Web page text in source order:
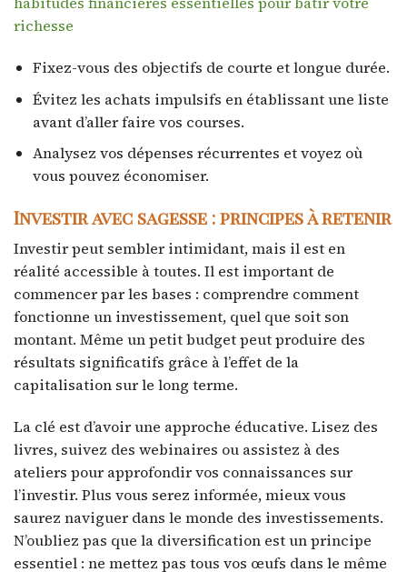
richesse
Fixez-vous des objectifs de courte et longue durée.
Évitez les achats impulsifs en établissant une liste
avant d’aller faire vos courses.
Analysez vos dépenses récurrentes et voyez où
vous pouvez économiser.
Investir avec sagesse : principes à retenir
Investir peut sembler intimidant, mais il est en
réalité accessible à toutes. Il est important de
commencer par les bases : comprendre comment
fonctionne un investissement, quel que soit son
montant. Même un petit budget peut produire des
résultats significatifs grâce à l’effet de la
capitalisation sur le long terme.
La clé est d’avoir une approche éducative. Lisez des
livres, suivez des webinaires ou assistez à des
ateliers pour approfondir vos connaissances sur
l’investir. Plus vous serez informée, mieux vous
saurez naviguer dans le monde des investissements.
N’oubliez pas que la diversification est un principe
essentiel : ne mettez pas tous vos œufs dans le même